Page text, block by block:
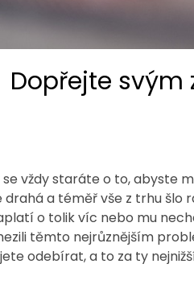
Dopřejte svým
vždy staráte o to, abyste
drahá a téměř vše z trhu
o tolik víc nebo mu
těmto nejrůznějším
odebírat, a to za ty